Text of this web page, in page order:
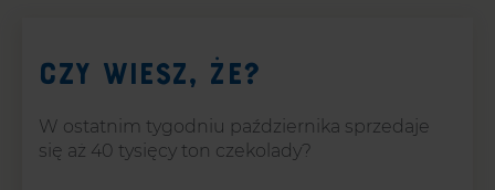
Czy wiesz, że?
W ostatnim tygodniu października sprzedaje
się aż 40 tysięcy ton czekolady?